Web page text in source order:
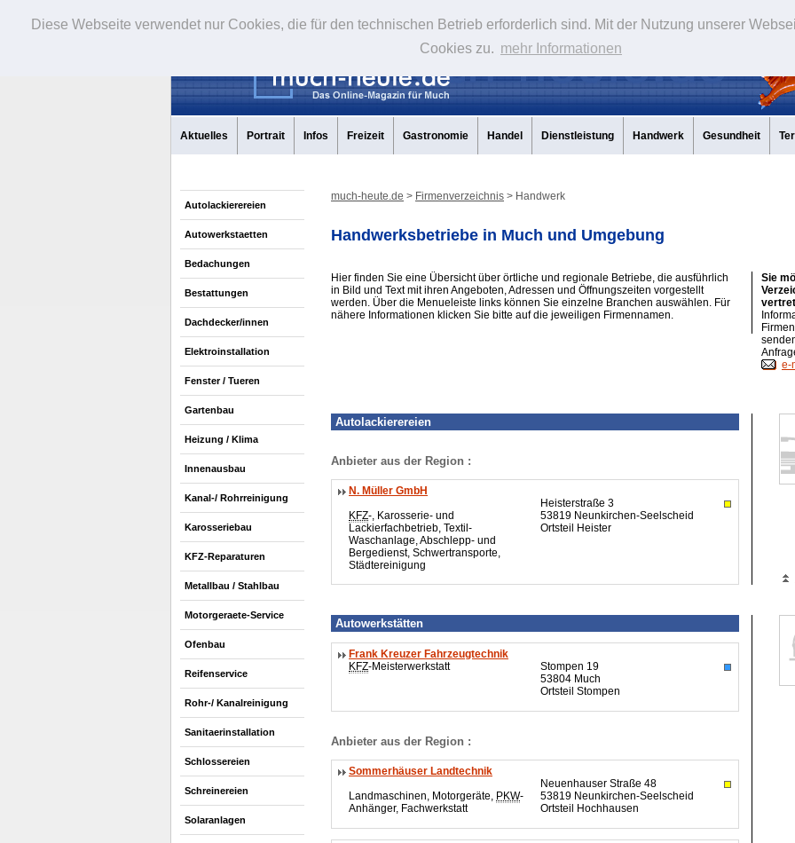
Diese Webseite verwendet nur Cookies, die für den technischen Betrieb erforderlich sind. Mit der Nutzung unserer
Cookies zu. mehr Informationen
Aktuelles Portrait Infos Freizeit Gastronomie Handel Dienstleistung Handwerk Gesundheit
Autolackierereien
Autowerkstaetten
Bedachungen
Bestattungen
Dachdecker/innen
Elektroinstallation
Fenster / Tueren
Gartenbau
Heizung / Klima
Innenausbau
Kanal-/ Rohrreinigung
Karosseriebau
KFZ-Reparaturen
Metallbau / Stahlbau
Motorgeraete-Service
Ofenbau
Reifenservice
Rohr-/ Kanalreinigung
Sanitaerinstallation
Schlossereien
Schreinereien
Solaranlagen
much-heute.de > Firmenverzeichnis > Handwerk
Handwerksbetriebe in Much und Umgebung
Hier finden Sie eine Übersicht über örtliche und regionale Betriebe, die ausführlich
in Bild und Text mit ihren Angeboten, Adressen und Öffnungszeiten vorgestellt
werden. Über die Menueleiste links können Sie einzelne Branchen auswählen. Für
nähere Informationen klicken Sie bitte auf die jeweiligen Firmennamen.
Sie
e-
Autolackierereien
Anbieter aus der Region :
N. Müller GmbH
KFZ-, Karosserie- und
Lackierfachbetrieb, Textil-
Waschanlage, Abschlepp- und
Bergedienst, Schwertransporte,
Städtereinigung
Heisterstraße 3
53819 Neunkirchen-Seelscheid
Ortsteil Heister
Autowerkstätten
Frank Kreuzer Fahrzeugtechnik
KFZ-Meisterwerkstatt
Stompen 19
53804 Much
Ortsteil Stompen
Anbieter aus der Region :
Sommerhäuser Landtechnik
Landmaschinen, Motorgeräte, PKW-
Anhänger, Fachwerkstatt
Neuenhauser Straße 48
53819 Neunkirchen-Seelscheid
Ortsteil Hochhausen